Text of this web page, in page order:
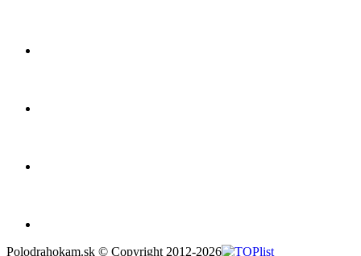
Polodrahokam.sk © Copyright 2012-2026